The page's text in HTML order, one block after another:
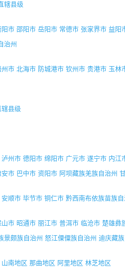
辖县级
阳市 邵阳市 岳阳市 常德市 张家界市 益阳
治州
州市 北海市 防城港市 钦州市 贵港市 玉林
辖县级
泸州市 德阳市 绵阳市 广元市 遂宁市 内江
安市 巴中市 资阳市 阿坝藏族羌族自治州
安顺市 毕节市 铜仁市 黔西南布依族苗族自
山市 昭通市 丽江市 普洱市 临沧市 楚雄彝
景颇族自治州 怒江傈僳族自治州 迪庆藏
山南地区 那曲地区 阿里地区 林芝地区